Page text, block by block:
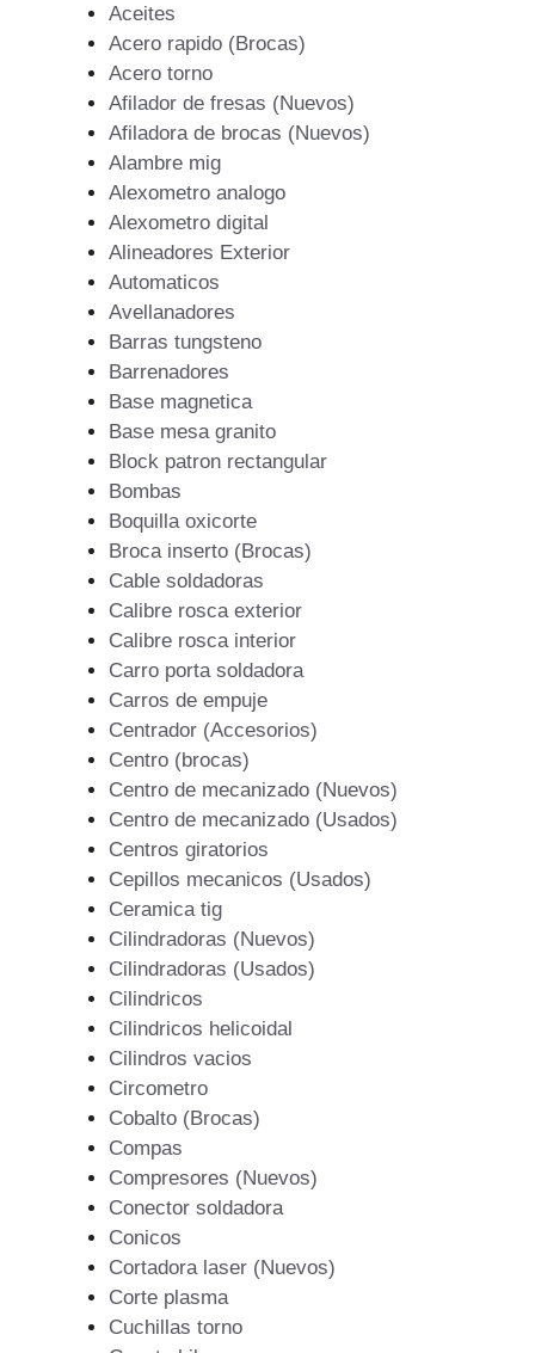
Aceites
Acero rapido (Brocas)
Acero torno
Afilador de fresas (Nuevos)
Afiladora de brocas (Nuevos)
Alambre mig
Alexometro analogo
Alexometro digital
Alineadores Exterior
Automaticos
Avellanadores
Barras tungsteno
Barrenadores
Base magnetica
Base mesa granito
Block patron rectangular
Bombas
Boquilla oxicorte
Broca inserto (Brocas)
Cable soldadoras
Calibre rosca exterior
Calibre rosca interior
Carro porta soldadora
Carros de empuje
Centrador (Accesorios)
Centro (brocas)
Centro de mecanizado (Nuevos)
Centro de mecanizado (Usados)
Centros giratorios
Cepillos mecanicos (Usados)
Ceramica tig
Cilindradoras (Nuevos)
Cilindradoras (Usados)
Cilindricos
Cilindricos helicoidal
Cilindros vacios
Circometro
Cobalto (Brocas)
Compas
Compresores (Nuevos)
Conector soldadora
Conicos
Cortadora laser (Nuevos)
Corte plasma
Cuchillas torno